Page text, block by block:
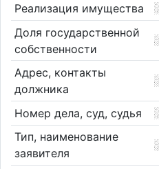
Реализация имущества
Доля государственной
собственности
Адрес, контакты
должника
Номер дела, суд, судья
Тип, наименование
заявителя